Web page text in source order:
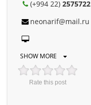
(+994 22) 2575722
neonarif@mail.ru
SHOW MORE
Rate this post